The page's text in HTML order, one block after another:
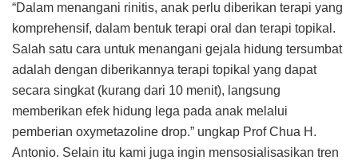
“Dalam menangani rinitis, anak perlu diberikan terapi yang
komprehensif, dalam bentuk terapi oral dan terapi topikal.
Salah satu cara untuk menangani gejala hidung tersumbat
adalah dengan diberikannya terapi topikal yang dapat
secara singkat (kurang dari 10 menit), langsung
memberikan efek hidung lega pada anak melalui
pemberian oxymetazoline drop.” ungkap Prof Chua H.
Antonio. Selain itu kami juga ingin mensosialisasikan tren